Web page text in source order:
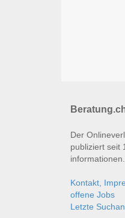
Der
publiziert seit
informationen.
Kontakt,
offene Jobs
Letzte